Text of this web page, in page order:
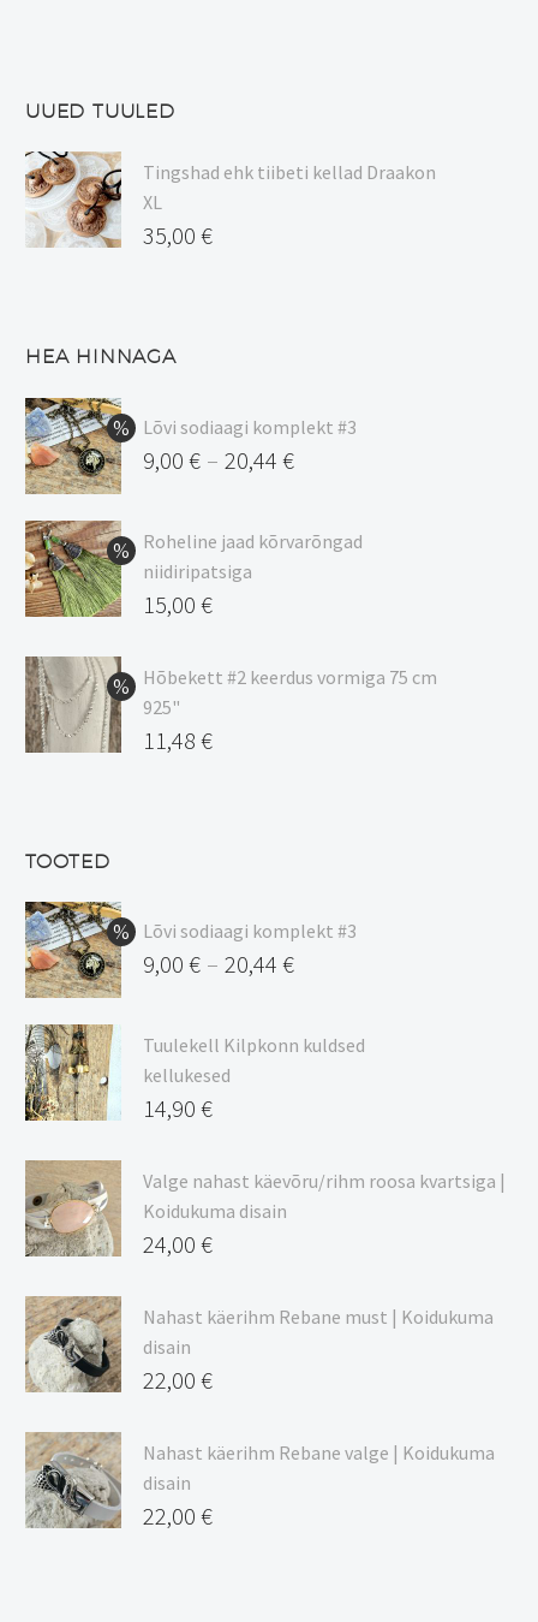
UUED TUULED
Tingshad ehk tiibeti kellad Draakon
XL
35,00 €
HEA HINNAGA
Lõvi sodiaagi komplekt #3
9,00 € – 20,44 €
9,00 €
kuni
20,44 €
Roheline jaad kõrvarõngad
niidiripatsiga
Algne
oli:
17,00 €.
15,00 €
hind
on:
15,00 €.
Hõbekett #2 keerdus vormiga 75 cm
925"
Algne
11,48 €
TOOTED
Lõvi sodiaagi komplekt #3
9,00 € – 20,44 €
9,00 €
kuni
20,44 €
Tuulekell Kilpkonn kuldsed
kellukesed
14,90 €
Valge nahast käevõru/rihm roosa kvartsiga |
Koidukuma disain
24,00 €
Nahast käerihm Rebane must | Koidukuma
disain
22,00 €
Nahast käerihm Rebane valge | Koidukuma
disain
22,00 €